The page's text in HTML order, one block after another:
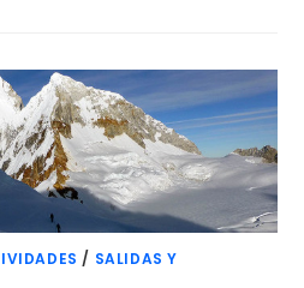
/ SALIDAS Y